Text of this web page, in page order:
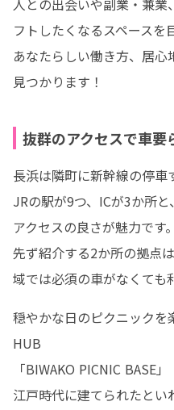
人との出会いや副業・兼
フトしたくなるスペースを
あなたらしい働き方、居心
見つかります！
抜群のアクセスで車要
長浜は隣町に新幹線の停車
JRの駅が9つ、ICが3か所
アクセスの良さが魅力です。
先ず紹介する2か所の拠点
域では必須の車がなくても
穏やかな日のピクニックを
HUB
「BIWAKO PICNIC BASE」
江戸時代に建てられたとい